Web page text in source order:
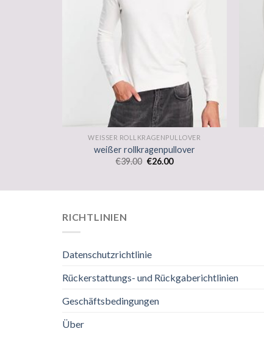
WEISSER ROLLKRAGENPULLOVER
weißer rollkragenpullover
€39.00 €26.00
RICHTLINIEN
Datenschutzrichtlinie
Rückerstattungs- und Rückgaberichtlinien
Geschäftsbedingungen
Über